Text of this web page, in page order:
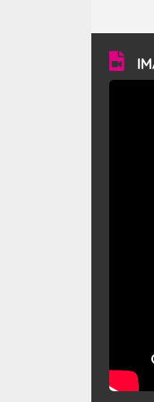
en
du